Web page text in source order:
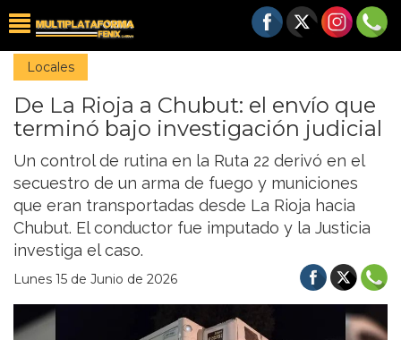
Locales
De La Rioja a Chubut: el envío que
terminó bajo investigación judicial
Un control de rutina en la Ruta 22 derivó en el
secuestro de un arma de fuego y municiones
que eran transportadas desde La Rioja hacia
Chubut. El conductor fue imputado y la Justicia
investiga el caso.
Lunes 15 de Junio de 2026